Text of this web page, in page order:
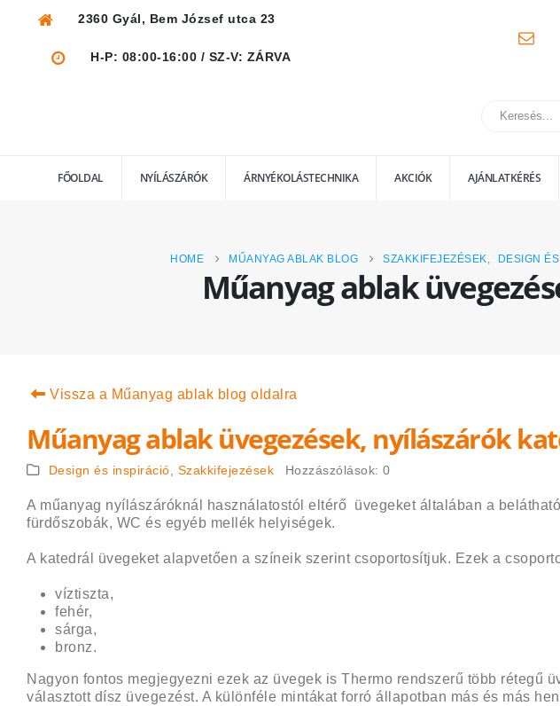
2360 Gyál, Bem József utca 23
H-P: 08:00-16:00 / SZ-V: ZÁRVA
FŐOLDAL NYÍLÁSZÁRÓK ÁRNYÉKOLÁSTECHNIKA AKCIÓK AJÁNLATKÉRÉS
HOME MŰANYAG ABLAK BLOG SZAKKIFEJEZÉSEK, DESIGN
Műanyag ablak
Vissza a Műanyag ablak blog oldalra
Műanyag ablak üvegezések, nyílászárók
Design és inspiráció, Szakkifejezések Hozzászólások:0
A műanyag nyílászáróknál használatostól eltérő üvegeket általában a
fürdőszobák, WC és egyéb mellék helyiségek.
A katedrál üvegeket alapvetően a színeik szerint csoportosítjuk. Ezek a
víztiszta,
fehér,
sárga,
bronz.
Nagyon fontos megjegyezni ezek az üvegek is Thermo rendszerű több rétegű
választott dísz üvegezést. A különféle mintákat forró állapotban más és más